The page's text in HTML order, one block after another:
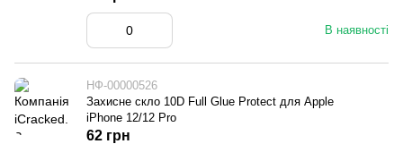
В наявності
НФ-00000526
Захисне скло 10D Full Glue Protect для Apple
iPhone 12/12 Pro
62 грн